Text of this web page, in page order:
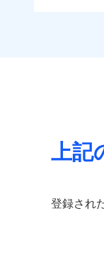
上記
登録され